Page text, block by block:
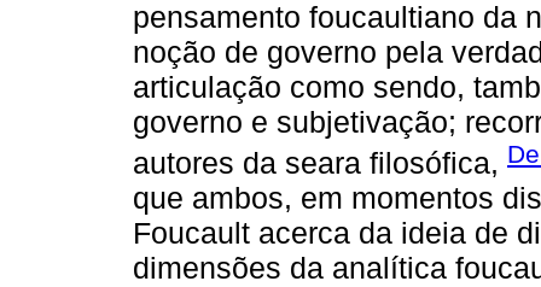
pensamento foucaultiano da
noção de governo pela
articulação como sendo,
governo e subjetivação;
autores da seara filosófica,
que ambos, em momentos
Foucault acerca da ideia de
dimensões da analítica